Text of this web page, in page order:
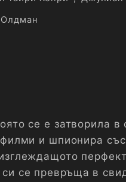
Олдман
се е затворила в
и шпионира
се превръща в